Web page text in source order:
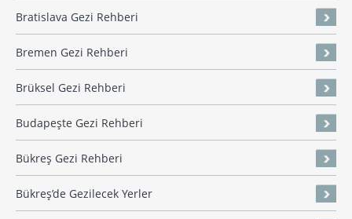
Bratislava Gezi Rehberi
Bremen Gezi Rehberi
Brüksel Gezi Rehberi
Budapeşte Gezi Rehberi
Bükreş Gezi Rehberi
Bükreş’de Gezilecek Yerler